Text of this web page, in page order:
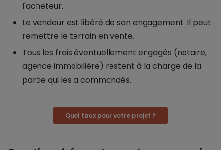
l'acheteur.
Le vendeur est libéré de son engagement. Il peut
remettre le terrain en vente.
Tous les frais éventuellement engagés (notaire,
agence immobilière) restent à la charge de la
partie qui les a commandés.
Quel taux pour votre projet ?